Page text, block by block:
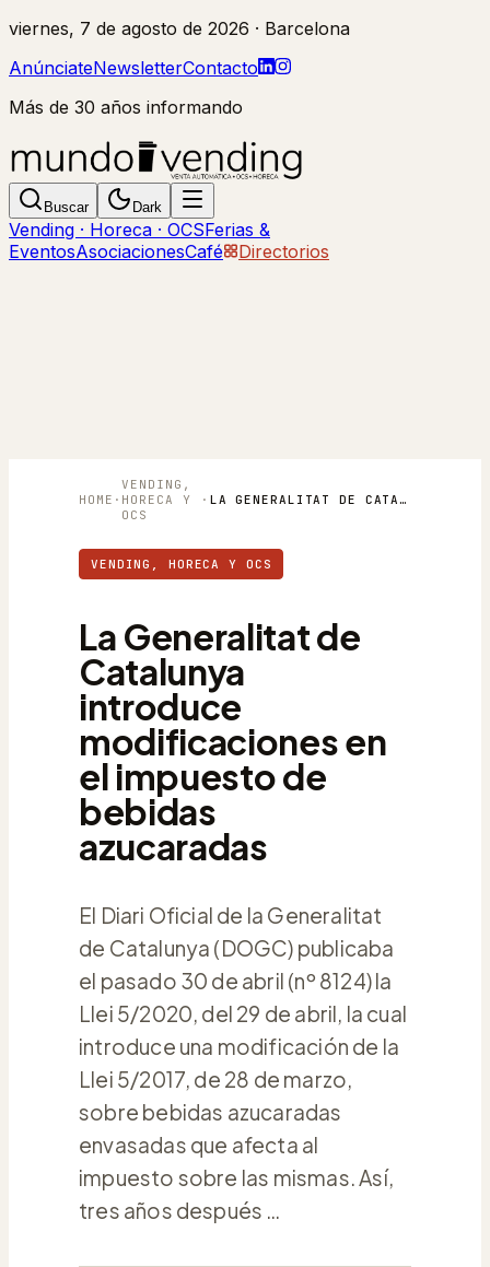
viernes, 7 de agosto de 2026 · Barcelona
AnúnciateNewsletterContacto
Más de 30 años informando
Buscar Dark
Vending · Horeca · OCSFerias &
EventosAsociacionesCafé Directorios
HOME ·
VENDING,
HORECA Y
OCS
· LA GENERALITAT DE CATALUNYA INTRODUCE MODIFICACIONES EN EL IMPUESTO DE BEBIDAS AZUCARADAS
VENDING, HORECA Y OCS
La Generalitat de
Catalunya
introduce
modificaciones en
el impuesto de
bebidas
azucaradas
El Diari Oficial de la Generalitat
de Catalunya (DOGC) publicaba
el pasado 30 de abril (nº 8124) la
Llei 5/2020, del 29 de abril, la cual
introduce una modificación de la
Llei 5/2017, de 28 de marzo,
sobre bebidas azucaradas
envasadas que afecta al
impuesto sobre las mismas. Así,
tres años después …